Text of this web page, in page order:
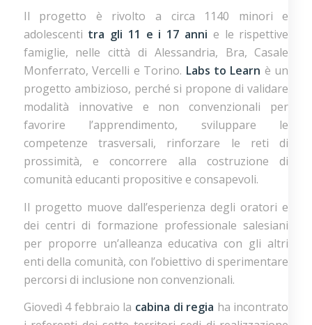
Il progetto è rivolto a circa 1140 minori e
adolescenti tra gli 11 e i 17 anni e le rispettive
famiglie, nelle città di Alessandria, Bra, Casale
Monferrato, Vercelli e Torino. Labs to Learn è un
progetto ambizioso, perché si propone di validare
modalità innovative e non convenzionali per
favorire l’apprendimento, sviluppare le
competenze trasversali, rinforzare le reti di
prossimità, e concorrere alla costruzione di
comunità educanti propositive e consapevoli.
Il progetto muove dall’esperienza degli oratori e
dei centri di formazione professionale salesiani
per proporre un’alleanza educativa con gli altri
enti della comunità, con l’obiettivo di sperimentare
percorsi di inclusione non convenzionali.
Giovedì 4 febbraio la cabina di regia ha incontrato